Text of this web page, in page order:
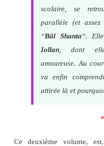
scolaire, se
parallèle (et
“Bâl Shanta“.
Iollan, dont elle
amoureuse. Au
va enfin
attirée là et
Ce deuxième volume,